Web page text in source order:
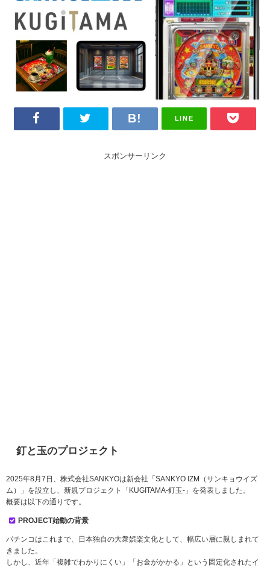
LINE
スポンサーリンク
釘と玉のプロジェクト
2025年8月7日、株式会社SANKYOは新会社「SANKYO IZM（サンキョウイズ
ム）」を設立し、新規プロジェクト「KUGITAMA-釘玉-」を発表しました。
概要は以下の通りです。
PROJECT始動の背景
パチンコはこれまで、日本独自の大衆娯楽文化として、幅広い層に親しまれて
きました。
しかし、近年「複雑でわかりにくい」「お金がかかる」という固定化されたイ